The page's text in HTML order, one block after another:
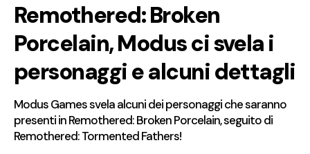
Remothered: Broken
Porcelain, Modus ci svela i
personaggi e alcuni dettagli
Modus Games svela alcuni dei personaggi che saranno
presenti in Remothered: Broken Porcelain, seguito di
Remothered: Tormented Fathers!